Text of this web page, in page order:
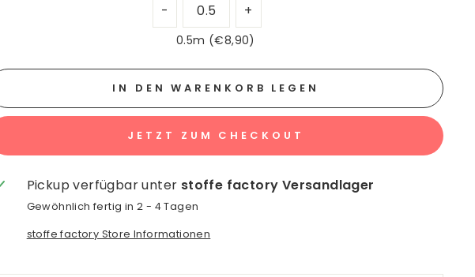
0.5m (€8,90)
IN DEN WARENKORB LEGEN
JETZT ZUM CHECKOUT
Pickup verfügbar unter stoffe factory Versandlager
Gewöhnlich fertig in 2 - 4 Tagen
stoffe factory Store Informationen